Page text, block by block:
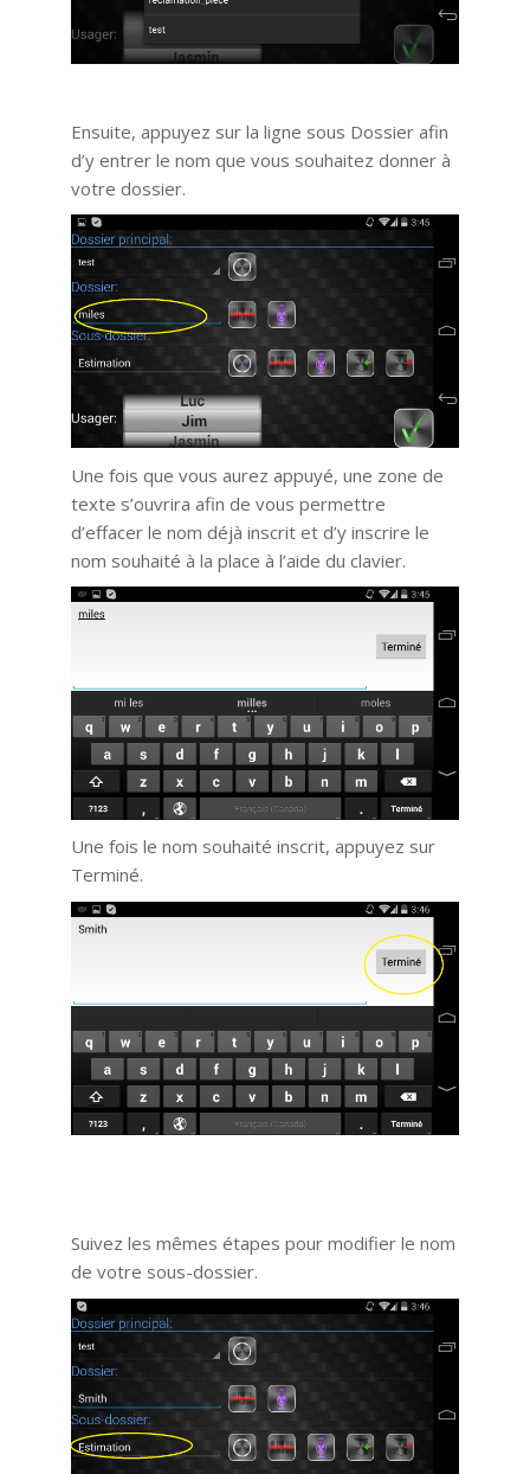
Ensuite, appuyez sur la ligne sous Dossier afin
d’y entrer le nom que vous souhaitez donner à
votre dossier.
Une fois que vous aurez appuyé, une zone de
texte s’ouvrira afin de vous permettre
d’effacer le nom déjà inscrit et d’y inscrire le
nom souhaité à la place à l’aide du clavier.
Une fois le nom souhaité inscrit, appuyez sur
Terminé.
Suivez les mêmes étapes pour modifier le nom
de votre sous-dossier.